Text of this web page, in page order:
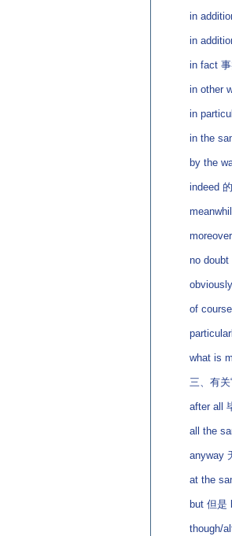
in addition
in addition
in fact 事
in other
in
in the
by the way
indeed 的
meanwhile
moreover
no doubt
obviously
of course
what is
三、有关“
after all 毕
all the
anyway
at the
but 但是
though/